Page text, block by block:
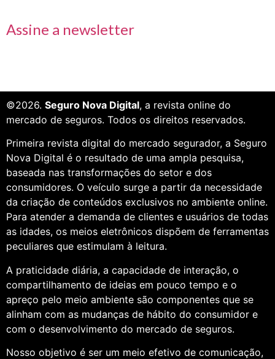
Assine a newsletter
©2026. Seguro Nova Digital, a revista online do
mercado de seguros. Todos os direitos reservados.
Primeira revista digital do mercado segurador, a Seguro
Nova Digital é o resultado de uma ampla pesquisa,
baseada nas transformações do setor e dos
consumidores. O veículo surge a partir da necessidade
da criação de conteúdos exclusivos no ambiente online.
Para atender a demanda de clientes e usuários de todas
as idades, os meios eletrônicos dispõem de ferramentas
peculiares que estimulam à leitura.
A praticidade diária, a capacidade de interação, o
compartilhamento de ideias em pouco tempo e o
apreço pelo meio ambiente são componentes que se
alinham com as mudanças de hábito do consumidor e
com o desenvolvimento do mercado de seguros.
Nosso objetivo é ser um meio efetivo de comunicação,